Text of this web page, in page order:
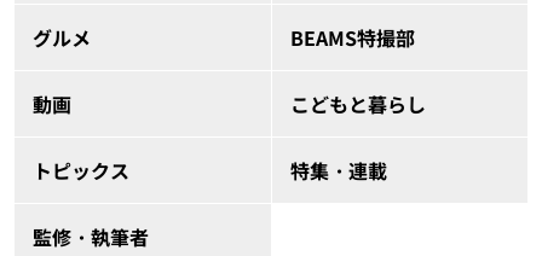
グルメ BEAMS特撮部
動画 こどもと暮らし
トピックス 特集・連載
監修・執筆者